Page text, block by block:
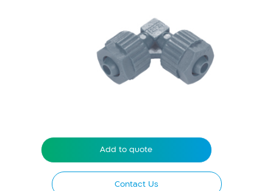
Contact Us
Add to quote